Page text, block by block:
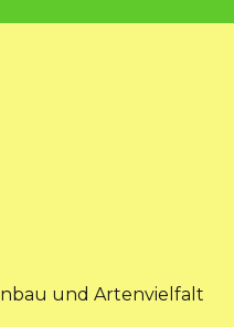
und Artenvielfalt